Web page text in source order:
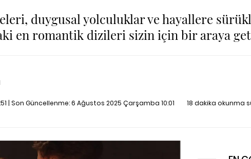
duygusal yolculuklar ve hayallere
en romantik dizileri sizin için bir araya
| Son Güncellenme:6 Ağustos 2025 Çarşamba 10:01 18 dakika okunma